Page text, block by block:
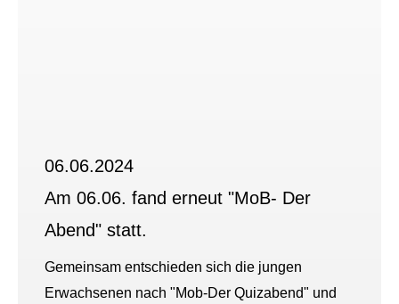
06.06.2024
Am 06.06. fand erneut "MoB- Der
Abend" statt.
Gemeinsam entschieden sich die jungen
Erwachsenen nach "Mob-Der Quizabend" und